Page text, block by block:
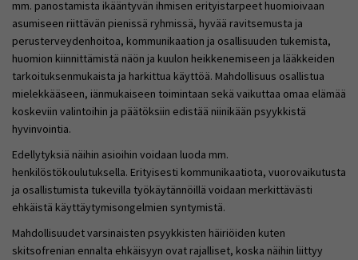
mm. panostamista ikääntyvän ihmisen erityistarpeet huomioivaan
asumiseen riittävän pienissä ryhmissä, hyvää ravitsemusta ja
perusterveydenhoitoa, kommunikaation ja osallisuuden tukemista,
huomion kiinnittämistä näön ja kuulon heikkenemiseen ja lääkkeiden
tarkoituksenmukaista ja harkittua käyttöä. Mahdollisuus osallistua
mielekkääseen, iänmukaiseen toimintaan sekä vaikuttaa omaa elämää
koskeviin valintoihin ja päätöksiin edistää niinikään psyykkistä
hyvinvointia.
Edellytyksiä näihin asioihin voidaan luoda mm.
henkilöstökoulutuksella. Erityisesti kommunikaatiota, vuorovaikutusta
ja osallistumista tukevilla työkäytännöillä voidaan merkittävästi
ehkäistä käyttäytymisongelmien syntymistä.
Mahdollisuudet varsinaisten psyykkisten häiriöiden kuten
skitsofrenian ennalta ehkäisyyn ovat rajalliset, koska näihin liittyy